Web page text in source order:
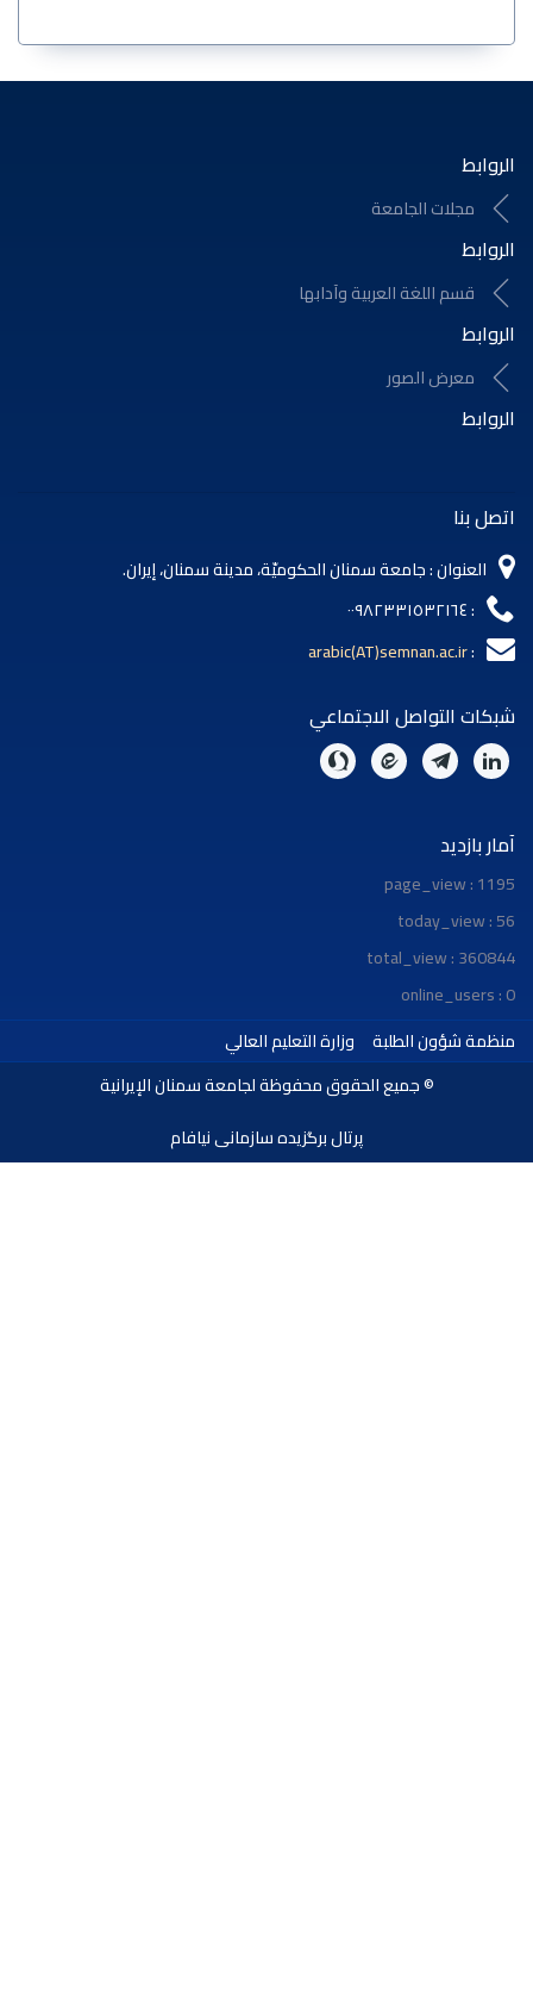
الجامعة
العربية وآدابها
: جامعة سمنان الحكوميّة، مدينة سمنان، إيران.
الاجتماعي
وزارة التعليم العالي الطلبة
© جميع الحقوق محفوظة لجامعة سمنان الإيرانية
پرتال برگزیده سازمانی نیافام